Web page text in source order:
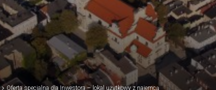
Oferta specjalna dla Inwestora – lokal użytkowy z najemcą